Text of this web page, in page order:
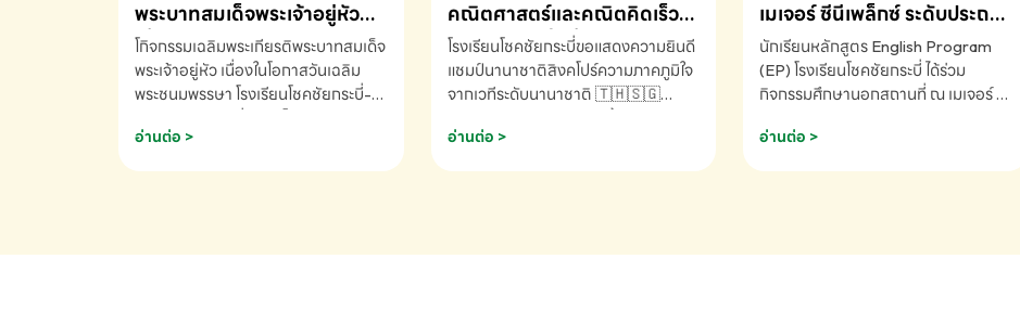
พระบาทสมเด็จพระเจ้าอยู่หัว
เนื่องในโอกาสวันเฉลิม
พระชนมพรรษา
โกิจกรรมเฉลิมพระเกียรติพระบาทสมเด็จ
พระเจ้าอยู่หัว เนื่องในโอกาสวันเฉลิม
พระชนมพรรษา โรงเรียนโชคชัยกระบี่-
691910
อ่านต่อ >
คณิตศาสตร์และคณิตคิดเร็ว
นานาชาติ ครั้งที่ 46 ประจำปี
2569 ณ ประเทศสิงคโปร์
โรงเรียนโชคชัยกระบี่ขอแสดงความยินดี
แชมป์นานาชาติสิงคโปร์ความภาคภูมิใจ
จากเวทีระดับนานาชาติ 🇹🇭🇸🇬
K3 โรงเรียนโชคชัยกระบี่ จ.กระบี่ คว้า
AND MENTAL ARITHMETIC
อ่านต่อ >
เมเจอร์ ซีนีเพล็กซ์ ระดับประถม
ศึกษา (EP.1-6)
นักเรียนหลักสูตร English Program
(EP) โรงเรียนโชคชัยกระบี่ ได้ร่วม
กิจกรรมศึกษานอกสถานที่ ณ เมเจอร์ ซี
(Soundtrack)เพื่อเสริมทักษะการฟัง
โชคชัยกระบี่-สอบถามข้อมูลเพิ่มเติม
อ่านต่อ >